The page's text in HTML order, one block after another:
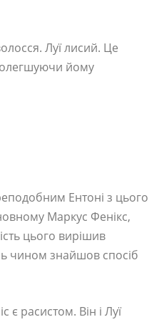
Луї лисий. Це
йому
Ентоні з цього
Маркус Фенікс,
цього вирішив
чином знайшов спосіб
расистом. Він і Луї